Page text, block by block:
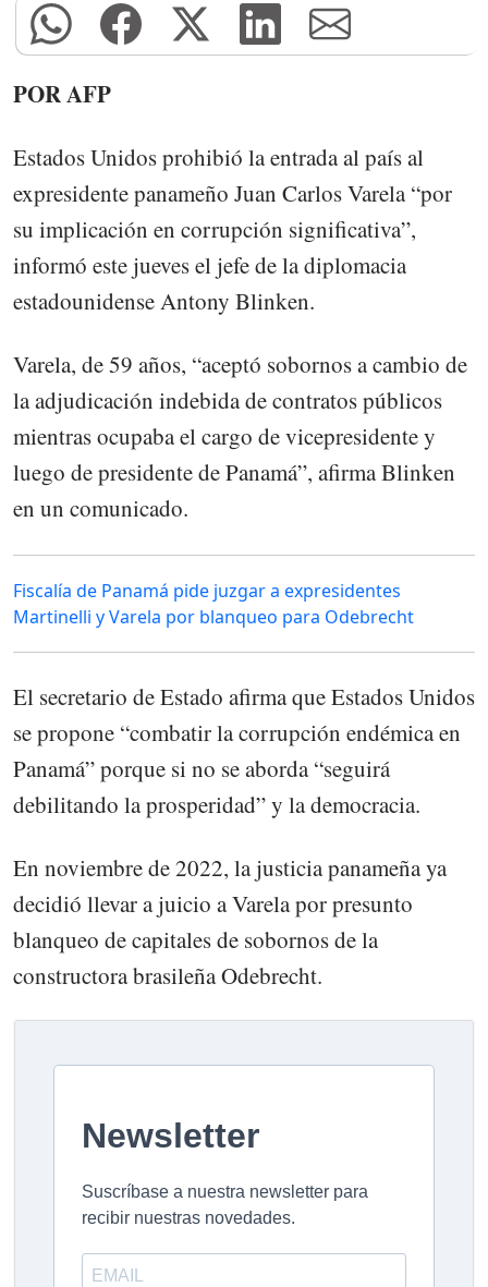
POR AFP
Estados Unidos prohibió la entrada al país al
expresidente panameño Juan Carlos Varela “por
su implicación en corrupción significativa”,
informó este jueves el jefe de la diplomacia
estadounidense Antony Blinken.
Varela, de 59 años, “aceptó sobornos a cambio de
la adjudicación indebida de contratos públicos
mientras ocupaba el cargo de vicepresidente y
luego de presidente de Panamá”, afirma Blinken
en un comunicado.
Fiscalía de Panamá pide juzgar a expresidentes
Martinelli y Varela por blanqueo para Odebrecht
El secretario de Estado afirma que Estados Unidos
se propone “combatir la corrupción endémica en
Panamá” porque si no se aborda “seguirá
debilitando la prosperidad” y la democracia.
En noviembre de 2022, la justicia panameña ya
decidió llevar a juicio a Varela por presunto
blanqueo de capitales de sobornos de la
constructora brasileña Odebrecht.